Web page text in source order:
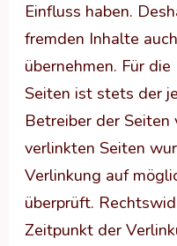
Einfluss haben.
fremden Inhalte
übernehmen. Für
Seiten ist stets der
Betreiber der
verlinkten Seiten
Verlinkung auf
überprüft.
Zeitpunkt der